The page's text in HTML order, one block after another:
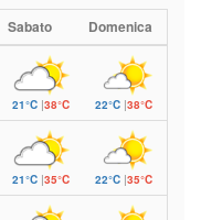
Sabato Domenica
21°C|38°C 22°C |38°C
21°C|35°C 22°C |35°C